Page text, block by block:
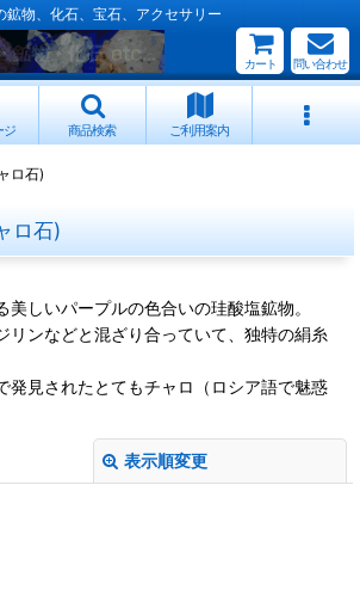
鉱物、化石、宝石、アクセサリー
カート 問い合わせ
ジ 商品検索 ご利用案内
ロ石)
ロ石)
美しいパープルの色合いの珪酸塩鉱物。
リンなどと混ざり合っていて、独特の絹糸
発見されたとてもチャロ（ロシア語で魅惑
表示順変更